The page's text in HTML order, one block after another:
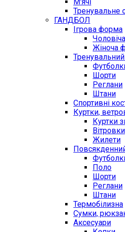
Тренувальне
ГАНДБОЛ
Ігрова форма
Жіноча
Шорти
Реглани
Штани
Спортивні
Куртки,
Куртки
Вітровки
Жилети
Поло
Шорти
Реглани
Штани
Термобілизна
Сумки,
Аксесуари